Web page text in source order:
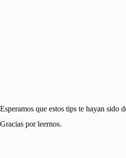
Esperamos que estos tips te hayan sido
Gracias por leernos.